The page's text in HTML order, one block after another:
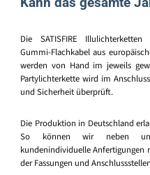
Die SATISFIRE
Gummi-Flachkabel aus
werden von Hand im jeweils
Partylichterkette wird im
und Sicherheit überprüft.
Die Produktion in Deutschland
So können wir neben
kundenindividuelle Anfertigungen
der Fassungen und